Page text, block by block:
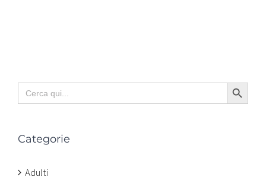
Search
for:
Search Button
Categorie
Adulti